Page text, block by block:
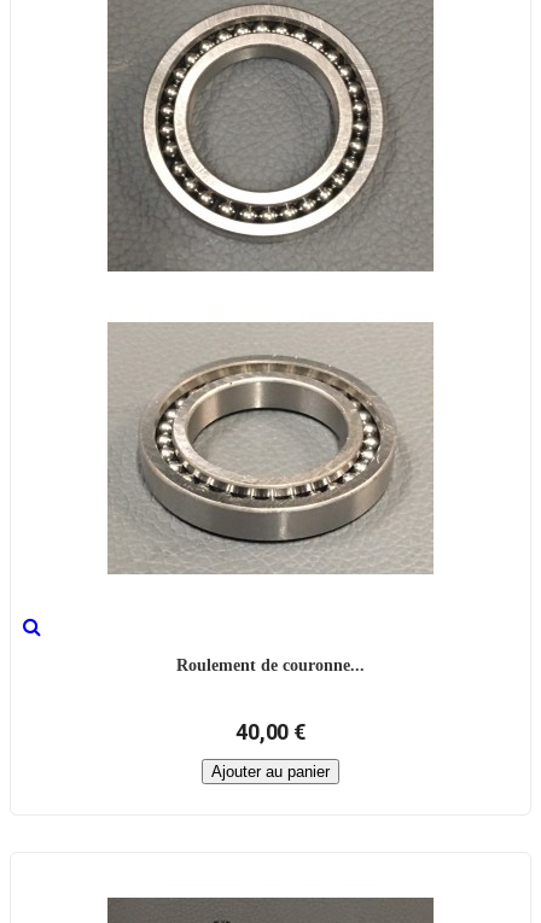
Roulement de couronne...
40,00 €
Ajouter au panier